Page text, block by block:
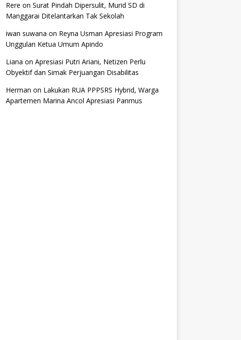
Rere on Surat Pindah Dipersulit, Murid SD di
Manggarai Ditelantarkan Tak Sekolah
iwan suwana on Reyna Usman Apresiasi Program
Unggulan Ketua Umum Apindo
Liana on Apresiasi Putri Ariani, Netizen Perlu
Obyektif dan Simak Perjuangan Disabilitas
Herman on Lakukan RUA PPPSRS Hybrid, Warga
Apartemen Marina Ancol Apresiasi Panmus